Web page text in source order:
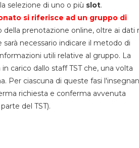
selezione di uno o più slot.
si riferisce ad un gruppo di
della prenotazione online, oltre ai dati
necessario indicare il metodo di
utili relative al gruppo. La
carico dallo staff TST che, una volta
Per ciascuna di queste fasi
richiesta e conferma avvenuta
del TST).